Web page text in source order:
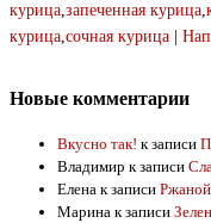
курица,запеченная курица,
курица,сочная курица
Новые комментарии
Вкусно так! к записи
Владимир к записи
Елена к записи
Марина к записи